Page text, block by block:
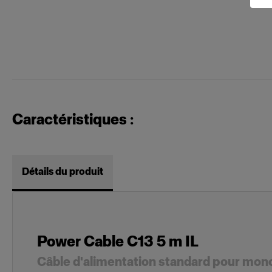
Caractéristiques :
Détails du produit
Power Cable C13 5 m IL
Câble d'alimentation standard pour